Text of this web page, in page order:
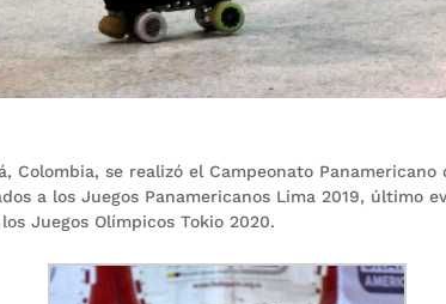
Colombia, se realizó el Campeonato Panamericano
a los Juegos Panamericanos Lima 2019, último
Juegos Olímpicos Tokio 2020.